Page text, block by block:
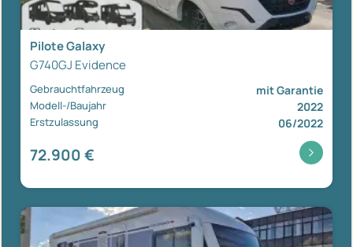
Pilote Galaxy
G740GJ Evidence
Gebrauchtfahrzeug mit Garantie
Modell-/Baujahr 2022
Erstzulassung 06/2022
72.900 €